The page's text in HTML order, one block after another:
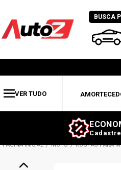
BUSCA
VER TUDO
MOTO ROUPAS PARA